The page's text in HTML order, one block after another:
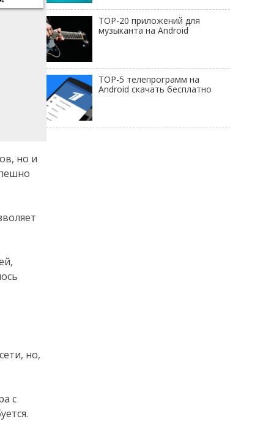
но и
но,
с
TOP-20 приложений для
музыканта на Android
TOP-5 телепрограмм на
Android скачать бесплатно